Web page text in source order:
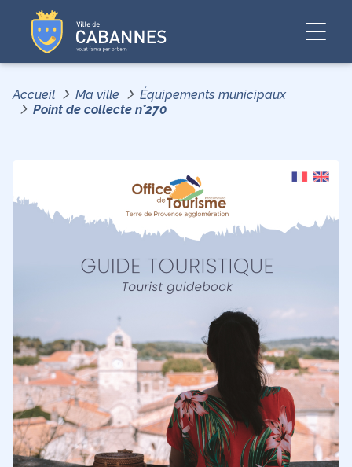
Accueil Ma ville
Équipements municipaux
Point de collecte n°270